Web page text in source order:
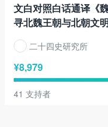
文白对照白话通译《
寻北魏王朝与北朝文
二十四史研究所
¥8,979
41 支持者